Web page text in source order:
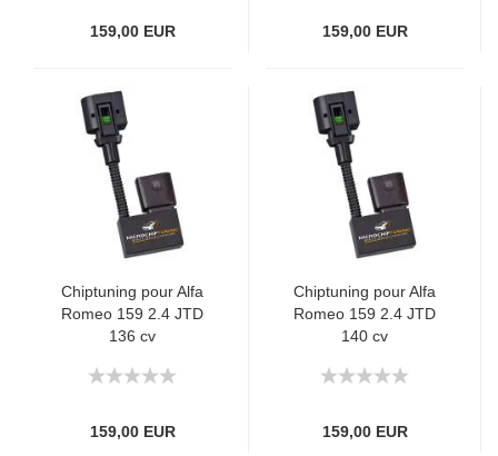
159,00 EUR 159,00 EUR
Chiptuning pour Alfa
Romeo 159 2.4 JTD
136 cv
159,00 EUR
Chiptuning pour Alfa
Romeo 159 2.4 JTD
140 cv
159,00 EUR